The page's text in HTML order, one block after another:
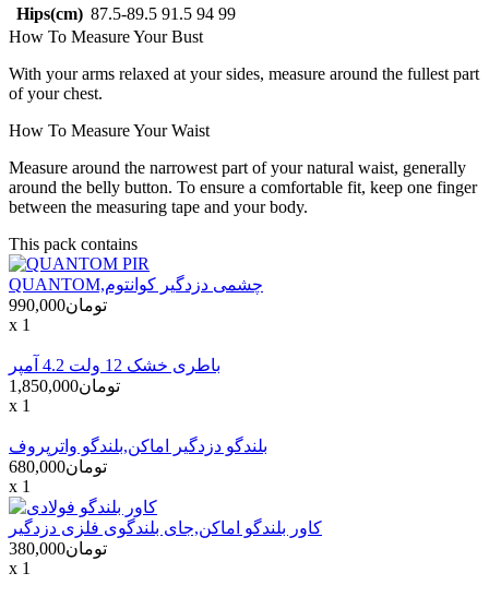
Hips(cm) 87.5-89.5 91.5 94 99
How To Measure Your Bust
With your arms relaxed at your sides, measure around the fullest part
of your chest.
How To Measure Your Waist
Measure around the narrowest part of your natural waist, generally
around the belly button. To ensure a comfortable fit, keep one finger
between the measuring tape and your body.
This pack contains
QUANTOM,چشمی دزدگیر کوانتوم
تومان990,000
x 1
باطری خشک 12 ولت 4.2 آمپر
تومان1,850,000
x 1
بلندگو دزدگیر اماکن,بلندگو واترپروف
تومان680,000
x 1
کاور بلندگو اماکن,جای بلندگوی فلزی دزدگیر
تومان380,000
x 1